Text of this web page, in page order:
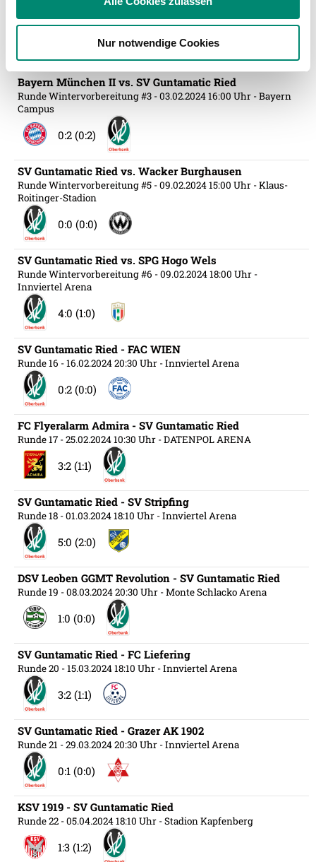
weiteren Daten zusammen, die Sie ihnen bereitgestellt
haben oder die sie im Rahmen Ihrer Nutzung der Dienste
gesammelt haben.
Weitere Details, insbesondere zu Speicherdauer und
Empfänger entnehmen Sie unserer
Datenschutzerklärung
Nur notwendige Cookies
Runde Wintervorbereitung #4- 26.01.2024 11:00 Uhr
(Slowenien)
Bayern München II vs. SV Guntamatic Ried
Runde Wintervorbereitung #3 - 03.02.2024 16:00 Uhr - Bayern
Campus
0:2 (0:2)
SV Guntamatic Ried vs. Wacker Burghausen
Runde Wintervorbereitung #5 - 09.02.2024 15:00 Uhr - Klaus-
Roitinger-Stadion
0:0 (0:0)
SV Guntamatic Ried vs. SPG Hogo Wels
Runde Wintervorbereitung #6 - 09.02.2024 18:00 Uhr -
Innviertel Arena
4:0 (1:0)
SV Guntamatic Ried - FAC WIEN
Runde 16 - 16.02.2024 20:30 Uhr - Innviertel Arena
0:2 (0:0)
FC Flyeralarm Admira - SV Guntamatic Ried
Runde 17 - 25.02.2024 10:30 Uhr - DATENPOL ARENA
3:2 (1:1)
SV Guntamatic Ried - SV Stripfing
Runde 18 - 01.03.2024 18:10 Uhr - Innviertel Arena
5:0 (2:0)
DSV Leoben GGMT Revolution - SV Guntamatic Ried
Runde 19 - 08.03.2024 20:30 Uhr - Monte Schlacko Arena
1:0 (0:0)
SV Guntamatic Ried - FC Liefering
Runde 20 - 15.03.2024 18:10 Uhr - Innviertel Arena
3:2 (1:1)
SV Guntamatic Ried - Grazer AK 1902
Runde 21 - 29.03.2024 20:30 Uhr - Innviertel Arena
0:1 (0:0)
KSV 1919 - SV Guntamatic Ried
Runde 22 - 05.04.2024 18:10 Uhr - Stadion Kapfenberg
1:3 (1:2)